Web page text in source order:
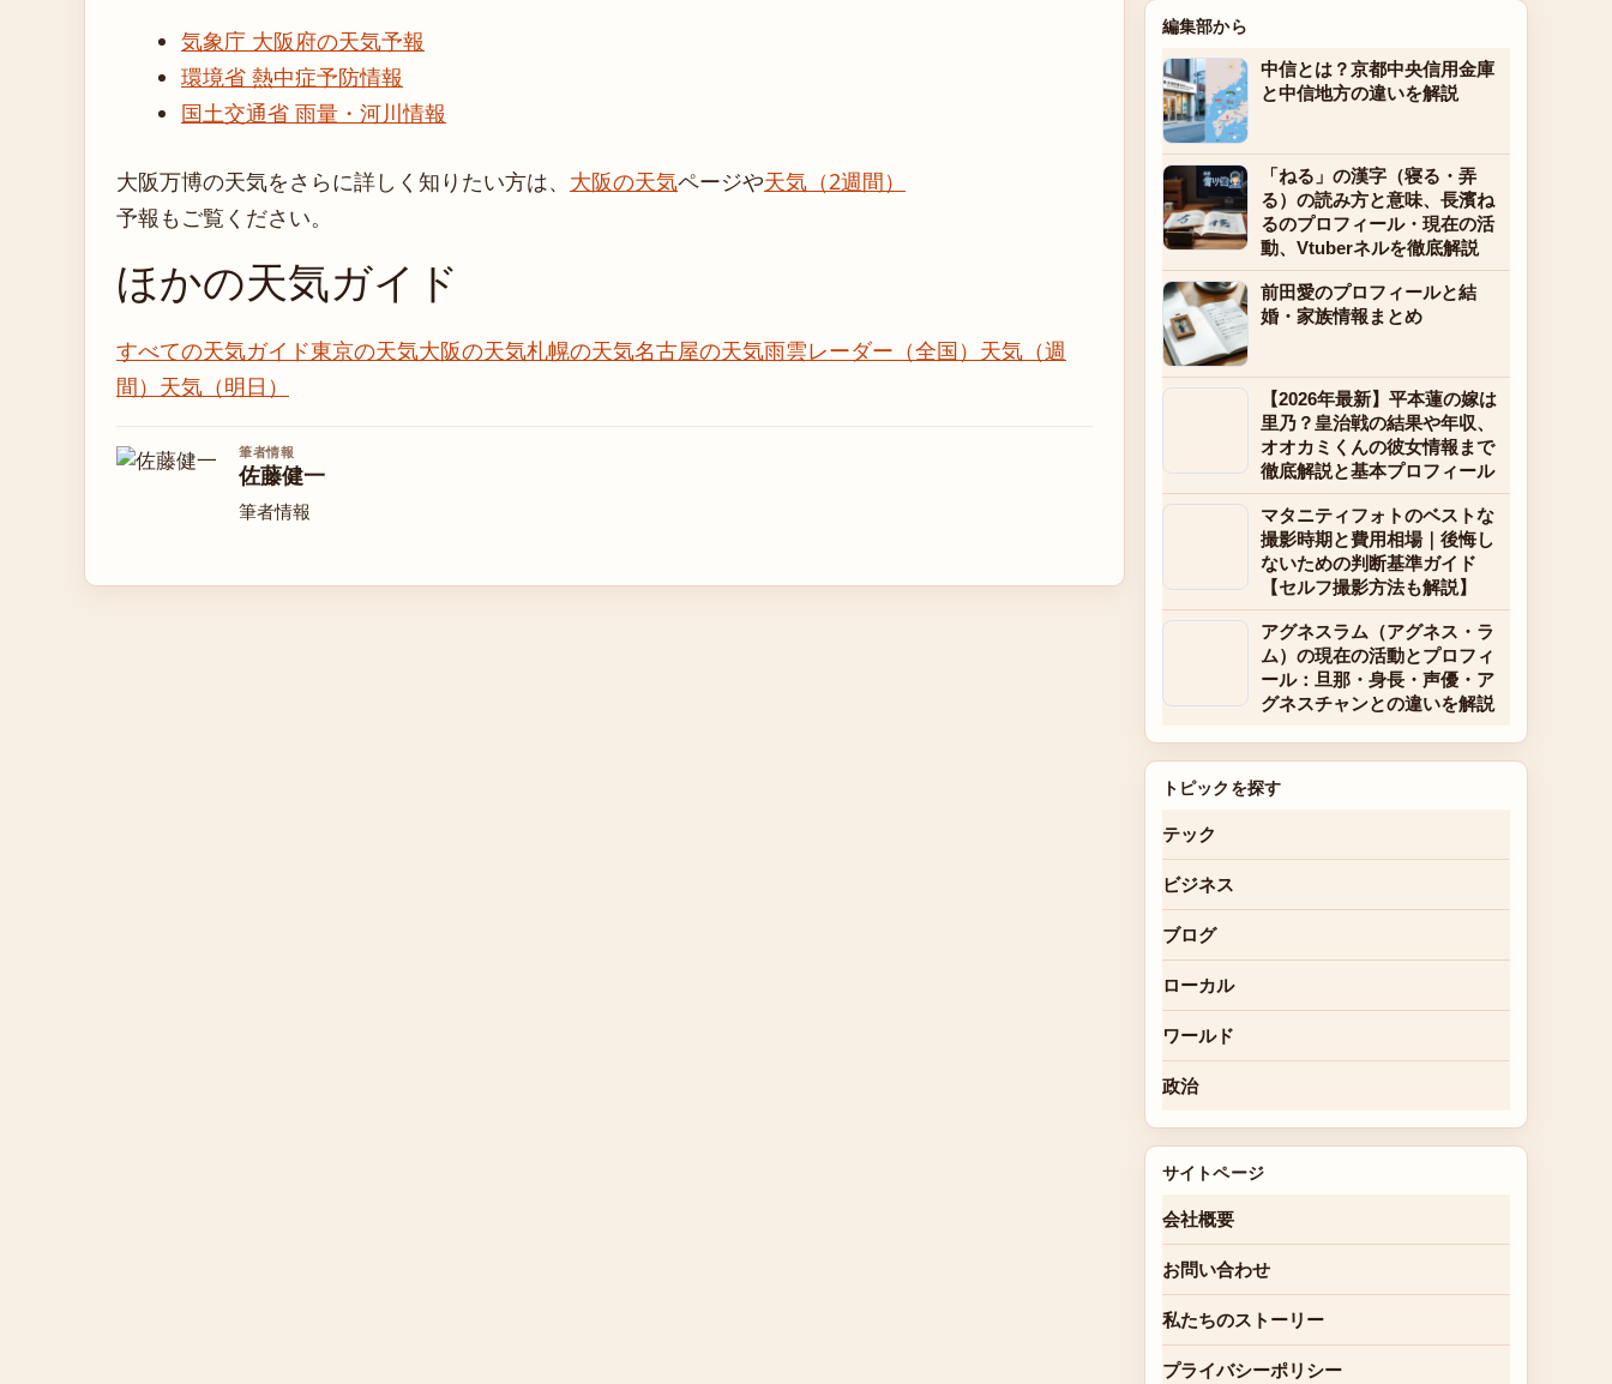
気象庁 大阪府の天気予報
環境省 熱中症予防情報
国土交通省 雨量・河川情報
大阪万博の天気をさらに詳しく知りたい方は、 大阪の天気ページや天気（2週間）
予報もご覧ください。
ほかの天気ガイド
すべての天気ガイド東京の天気大阪の天気札幌の天気名古屋の天気雨雲レーダー（全国） 天気（週
間） 天気（明日）
筆者情報
佐藤健一
筆者情報
編集部から
中信とは？京都中央信用金庫
と中信地方の違いを解説
「ねる」の漢字（寝る・弄
る）の読み方と意味、長濱ね
るのプロフィール・現在の活
動、Vtuberネルを徹底解説
前田愛のプロフィールと結
婚・家族情報まとめ
【2026年最新】平本蓮の嫁は
里乃？皇治戦の結果や年収、
オオカミくんの彼女情報まで
徹底解説と基本プロフィール
マタニティフォトのベストな
撮影時期と費用相場｜後悔し
ないための判断基準ガイド
【セルフ撮影方法も解説】
アグネスラム（アグネス・ラ
ム）の現在の活動とプロフィ
ール：旦那・身長・声優・ア
グネスチャンとの違いを解説
トピックを探す
テック
ビジネス
ブログ
ローカル
ワールド
政治
サイトページ
会社概要
お問い合わせ
私たちのストーリー
プライバシーポリシー